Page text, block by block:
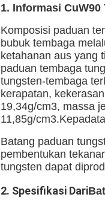
1. Informasi
Komposisi paduan
bubuk tembaga
ketahanan aus yang
paduan tembaga
tungsten-tembaga
kerapatan,
19,34g/cm3, massa
11,85g/
Batang paduan
pembentukan
tungsten dapat
2. Spesifikasi Dari